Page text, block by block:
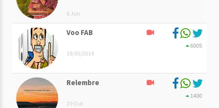
6 Jun
Voo FAB
18/05/2014
6005
Relembre
20 Out
1400